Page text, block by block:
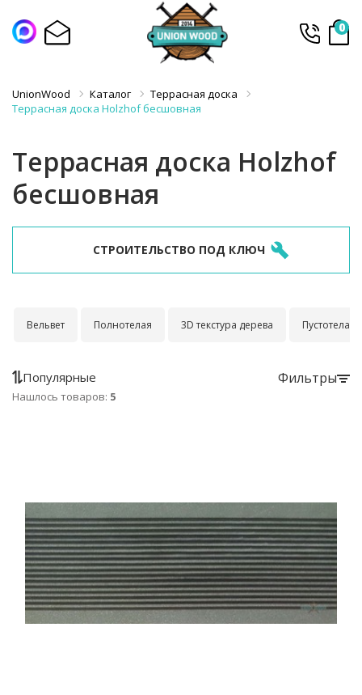
0
UnionWood Каталог
Террасная доска
Террасная доска Holzhof бесшовная
Террасная доска Holzhof
бесшовная
СТРОИТЕЛЬСТВО ПОД КЛЮЧ
Вельвет Полнотелая 3D текстура дерева Пустотелая
Популярные Фильтры
Нашлось товаров: 5